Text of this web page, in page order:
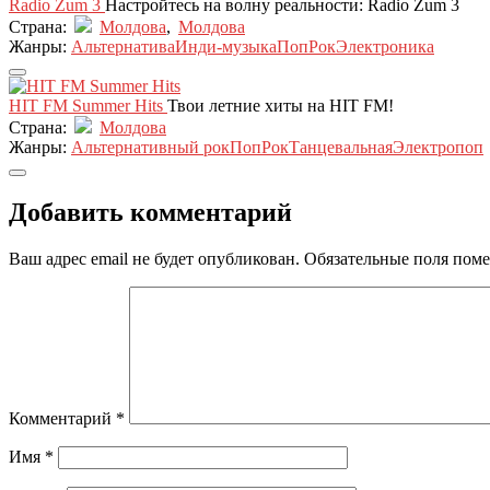
Radio Zum 3 Настройтесь на волну реальности: Radio Zum 3
Страна:
Молдова, Молдова
Жанры: АльтернативаИнди-музыкаПопРокЭлектроника
HIT FM Summer Hits Твои летние хиты на HIT FM!
Страна:
Молдова
Жанры: Альтернативный рокПопРокТанцевальнаяЭлектропоп
Добавить комментарий
Ваш адрес email не будет опубликован. Обязательные поля
Комментарий *
Имя *